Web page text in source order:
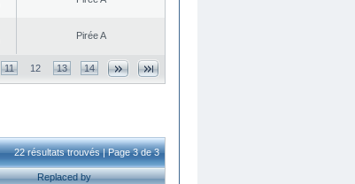
Pirée A
11 12 13 14
22 résultats trouvés | Page 3 de 3
Replaced by